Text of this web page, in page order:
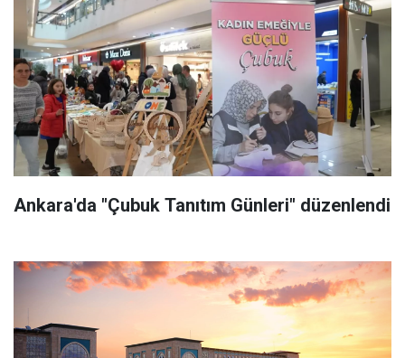
Ankara'da "Çubuk Tanıtım Günleri" düzenlendi